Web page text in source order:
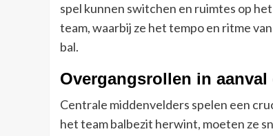
spel kunnen switchen en ruimtes op
team, waarbij ze het tempo en ritme
bal.
Overgangsrollen in
Centrale middenvelders spelen een
het team balbezit herwint, moeten ze